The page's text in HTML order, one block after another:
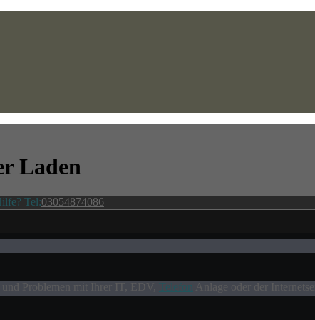
Laden
Tel:03054874086
Problemen mit Ihrer IT, EDV, Telefon Anlage oder der